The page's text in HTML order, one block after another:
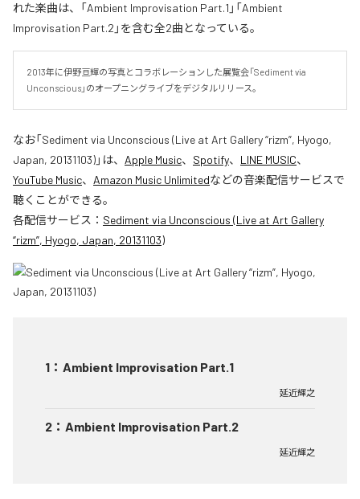
れた楽曲は、「Ambient Improvisation Part.1」「Ambient
Improvisation Part.2」を含む全2曲となっている。
2013年に伊野亘輝の写真とコラボレーションした展覧会「Sediment via
Unconscious」のオープニングライブをデジタルリリース。
なお「Sediment via Unconscious (Live at Art Gallery “rizm”, Hyogo,
Japan, 20131103)」は、 Apple Music、 Spotify、 LINE MUSIC、
YouTube Music、 Amazon Music Unlimitedなどの音楽配信サービスで
聴くことができる。
各配信サービス： Sediment via Unconscious (Live at Art Gallery
“rizm”, Hyogo, Japan, 20131103)
1 ： Ambient Improvisation Part.1
延近輝之
2 ： Ambient Improvisation Part.2
延近輝之